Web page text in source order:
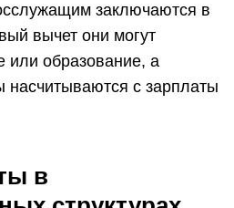
заключаются в
вычет они могут
или образование, а
с зарплаты
в